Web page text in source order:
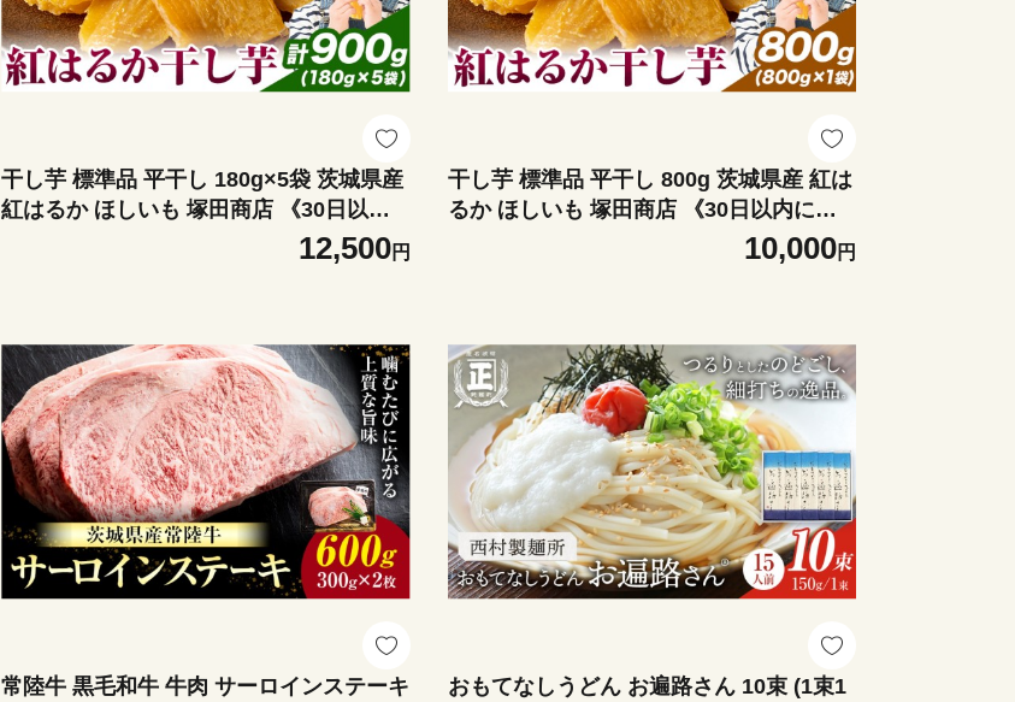
干し芋 標準品 平干し 180g×5袋 茨城県産
紅はるか ほしいも 塚田商店 《30日以内
に出荷予定(土日祝除く)》干し芋 干しい
も さつまいも サツマイモ さつま芋 お菓
12,500円
干し芋 標準品 平干し 800g 茨城県産 紅は
るか ほしいも 塚田商店 《30日以内に出
荷予定(土日祝除く)》干し芋 干しいも さ
つまいも サツマイモ さつま芋 お菓子 ス
10,000円
常陸牛 黒毛和牛 牛肉 サーロインステーキ おもてなしうどん お遍路さん 10束 (1束1